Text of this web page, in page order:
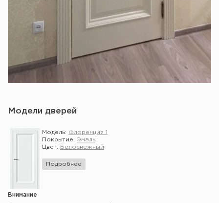
Модели дверей
Модель: Флоренция 1
Покрытие: Эмаль
Цвет:
Белоснежный
Подробнее
Внимание